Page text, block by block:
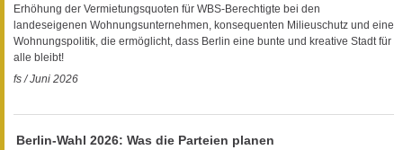
Erhöhung der Vermietungsquoten für WBS-Berechtigte bei den
landeseigenen Wohnungsunternehmen, konsequenten Milieuschutz und eine
Wohnungspolitik, die ermöglicht, dass Berlin eine bunte und kreative Stadt für
alle bleibt!
fs / Juni 2026
Berlin-Wahl 2026: Was die Parteien planen